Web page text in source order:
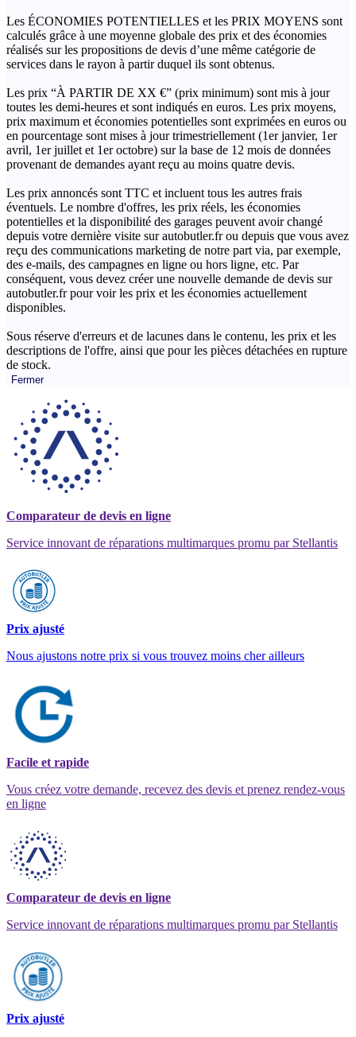
Les ÉCONOMIES POTENTIELLES et les PRIX MOYENS sont
calculés grâce à une moyenne globale des prix et des économies
réalisés sur les propositions de devis d’une même catégorie de
services dans le rayon à partir duquel ils sont obtenus.
Les prix “À PARTIR DE XX €” (prix minimum) sont mis à jour
toutes les demi-heures et sont indiqués en euros. Les prix moyens,
prix maximum et économies potentielles sont exprimées en euros ou
en pourcentage sont mises à jour trimestriellement (1er janvier, 1er
avril, 1er juillet et 1er octobre) sur la base de 12 mois de données
provenant de demandes ayant reçu au moins quatre devis.
Les prix annoncés sont TTC et incluent tous les autres frais
éventuels. Le nombre d'offres, les prix réels, les économies
potentielles et la disponibilité des garages peuvent avoir changé
depuis votre dernière visite sur autobutler.fr ou depuis que vous avez
reçu des communications marketing de notre part via, par exemple,
des e-mails, des campagnes en ligne ou hors ligne, etc. Par
conséquent, vous devez créer une nouvelle demande de devis sur
autobutler.fr pour voir les prix et les économies actuellement
disponibles.
Sous réserve d'erreurs et de lacunes dans le contenu, les prix et les
descriptions de l'offre, ainsi que pour les pièces détachées en rupture
de stock.
Fermer
Comparateur de devis en ligne
Service innovant de réparations multimarques promu par Stellantis
Prix ajusté
Nous ajustons notre prix si vous trouvez moins cher ailleurs
Facile et rapide
Vous créez votre demande, recevez des devis et prenez rendez-vous
en ligne
Comparateur de devis en ligne
Service innovant de réparations multimarques promu par Stellantis
Prix ajusté